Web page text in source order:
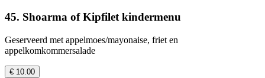
45. Shoarma of Kipfilet kindermenu
Geserveerd met appelmoes/mayonaise, friet en
appelkomkommersalade
€ 10.00